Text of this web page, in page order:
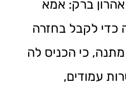
ברק: אמא
לקבל בחזרה
כי הכניס לה
עמודים,